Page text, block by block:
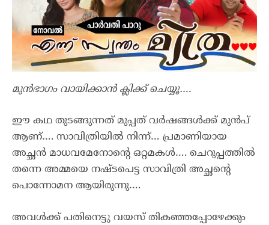
മുൻഭാഗം വായിക്കാൻ ക്ലിക്ക് ചെയ്യൂ….
ഈ കഥ തുടങ്ങുന്നത് മുപ്പത് വർഷങ്ങൾക്ക് മുൻപ്
ആണ്…. സാവിത്രിയിൽ നിന്ന്… പ്രമാണിയായ
അച്ഛൻ മാധവമേനോന്റെ ഒറ്റമകൾ…. ചെറുപ്പത്തിൽ
തന്നെ അമ്മയെ നഷ്ടപെട്ട സാവിത്രി അച്ഛന്റെ
പൊന്നോമന ആയിരുന്നു….
അവൾക്ക് പതിനെട്ടു വയസ് തികഞ്ഞപ്പോഴേക്കും